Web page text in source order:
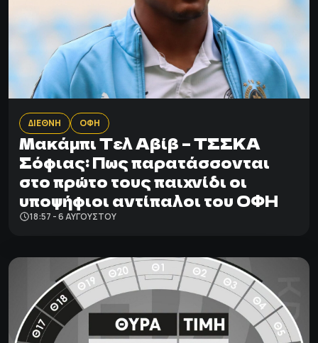
ΔΙΕΘΝΗ ΟΦΗ
Μακάμπι Τελ Αβίβ – ΤΣΣΚΑ
Σόφιας: Πως παρατάσσονται
στο πρώτο τους παιχνίδι οι
υποψήφιοι αντίπαλοι του ΟΦΗ
18:57 - 6 ΑΥΓΟΎΣΤΟΥ